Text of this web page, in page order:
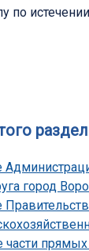
по
город